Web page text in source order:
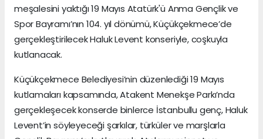
meşalesini yaktığı 19 Mayıs Atatürk'ü Anma Gençlik ve
Spor Bayramı’nın 104. yıl dönümü, Küçükçekmece’de
gerçekleştirilecek Haluk Levent konseriyle, coşkuyla
kutlanacak.
Küçükçekmece Belediyesi’nin düzenlediği 19 Mayıs
kutlamaları kapsamında, Atakent Menekşe Parkı’nda
gerçekleşecek konserde binlerce İstanbullu genç, Haluk
Levent’in söyleyeceği şarkılar, türküler ve marşlarla